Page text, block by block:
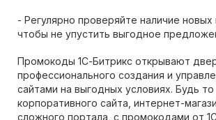
- Регулярно проверяйте наличие новых
чтобы не упустить выгодное
Промокоды 1С-Битрикс открывают
профессионального создания и
сайтами на выгодных условиях. Будь то
корпоративного сайта, интернет-
сложного портала, с промокодами от